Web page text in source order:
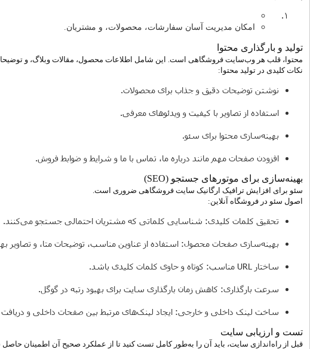
امکان مدیریت آسان سفارشات، محصولات، و مشتریان.
تولید و بارگذاری محتوا
محتوا، قلب هر وب‌سایت فروشگاهی است. این شامل اطلاعات محصول، مقالات وبلاگ، و
نکات کلیدی در تولید محتوا:
نوشتن توضیحات دقیق و جذاب برای محصولات.
استفاده از تصاویر با کیفیت و ویدئوهای معرفی.
بهینه‌سازی محتوا برای سئو.
افزودن صفحات مهم مانند درباره ما، تماس با ما و شرایط و ضوابط فروش.
بهینه‌سازی برای موتورهای جستجو (SEO)
سئو برای افزایش ترافیک ارگانیک سایت فروشگاهی ضروری است.
اصول سئو در فروشگاه آنلاین:
تحقیق کلمات کلیدی: شناسایی کلماتی که مشتریان احتمالی جستجو می‌کنند.
بهینه‌سازی صفحات محصول: استفاده از عناوین مناسب، توضیحات متا، و تصاویر
ساختار URL مناسب: کوتاه و حاوی کلمات کلیدی باشد.
سرعت بارگذاری: کاهش زمان بارگذاری سایت برای بهبود رتبه در گوگل.
ساخت لینک داخلی و خارجی: ایجاد لینک‌های مرتبط بین صفحات داخلی و دریافت
تست و ارزیابی سایت
قبل از راه‌اندازی سایت، باید آن را به‌طور کامل تست کنید تا از عملکرد صحیح آن اطمینان حاصل